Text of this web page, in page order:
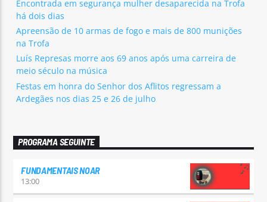
Encontrada em segurança mulher desaparecida na Trofa
há dois dias
Apreensão de 10 armas de fogo e mais de 800 munições
na Trofa
Luís Represas morre aos 69 anos após uma carreira de
meio século na música
Festas em honra do Senhor dos Aflitos regressam a
Ardegães nos dias 25 e 26 de julho
PROGRAMA SEGUINTE
FUNDAMENTAIS NOAR
13:00